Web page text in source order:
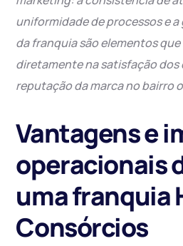
uniformidade de processos e
da franquia são elementos
diretamente na satisfação dos
reputação da marca no bairro
Vantagens e
operacionais
uma franquia
Consórcios